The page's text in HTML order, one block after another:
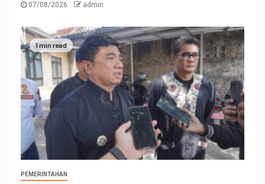
07/08/2026 admin
1 min read
PEMERINTAHAN